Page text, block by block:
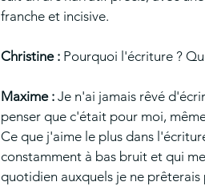
franche et incisive.
Christine : Pourquoi l'écriture ?
Maxime : Je n'ai jamais rêvé
penser que c'était pour moi,
Ce que j'aime le plus dans
constamment à bas bruit et qui
quotidien auxquels je ne